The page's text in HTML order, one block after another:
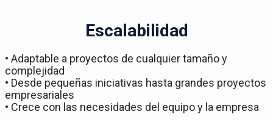
Escalabilidad
• Adaptable a proyectos de cualquier tamaño y
complejidad
• Desde pequeñas iniciativas hasta grandes proyectos
empresariales
• Crece con las necesidades del equipo y la empresa